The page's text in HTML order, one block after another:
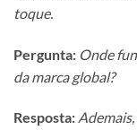
toque.
Pergunta: Onde
da marca global?
Resposta: